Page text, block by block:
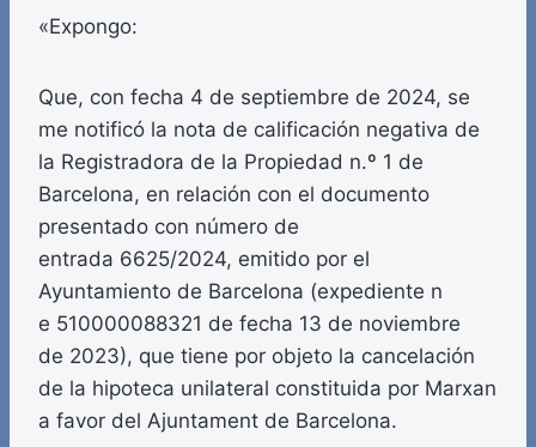
«Expongo:
Que, con fecha 4 de septiembre de 2024, se
me notificó la nota de calificación negativa de
la Registradora de la Propiedad n.º 1 de
Barcelona, en relación con el documento
presentado con número de
entrada 6625/2024, emitido por el
Ayuntamiento de Barcelona (expediente n
e 510000088321 de fecha 13 de noviembre
de 2023), que tiene por objeto la cancelación
de la hipoteca unilateral constituida por Marxan
a favor del Ajuntament de Barcelona.